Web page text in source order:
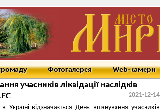
Фотогалерея Web-камери
учасників ліквідації наслідків
2021-12-14
Україні відзначається День вшанування учасників